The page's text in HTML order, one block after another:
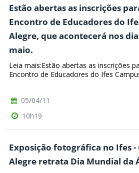
Estão abertas as inscrições
Encontro de Educadores do
Alegre, que acontecerá nos
maio.
Leia mais:Estão abertas as inscrições
Encontro de Educadores do Ifes
05/04/11
10h19
Exposição fotográfica no Ifes -
Alegre retrata Dia Mundial da